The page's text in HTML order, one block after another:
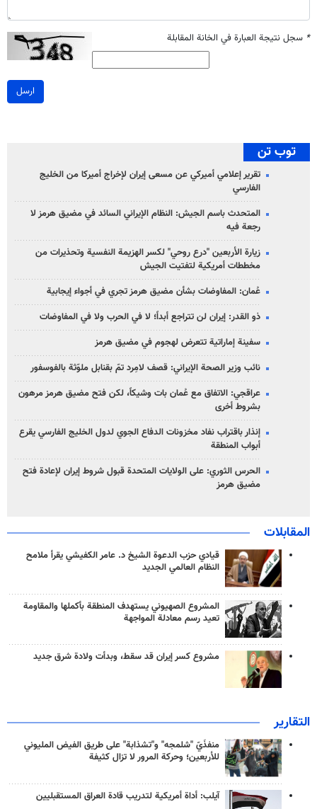
* سجل نتيجة العبارة في الخانة المقابلة
ارسل
توب تن
تقرير إعلامي أميركي عن مسعى إيران لإخراج أميركا من الخليج
الفارسي
المتحدث باسم الجيش: النظام الإيراني السائد في مضيق هرمز لا
رجعة فيه
زيارة الأربعين "درع روحي" لكسر الهزيمة النفسية وتحذيرات من
مخططات أمريكية لتفتيت الجيش
عُمان: المفاوضات بشأن مضيق هرمز تجري في أجواء إيجابية
ذو القدر: إيران لن تتراجع أبداً؛ لا في الحرب ولا في المفاوضات
سفينة إماراتية تتعرض لهجوم في مضيق هرمز
نائب وزير الصحة الإيراني: قصف لامِرد تمّ بقنابل ملوّثة بالفوسفور
عراقجي: الاتفاق مع عُمان بات وشيكاً، لكن فتح مضيق هرمز مرهون
بشروط أخرى
إنذار باقتراب نفاد مخزونات الدفاع الجوي لدول الخليج الفارسي يقرع
أبواب المنطقة
الحرس الثوري: على الولايات المتحدة قبول شروط إيران لإعادة فتح
مضيق هرمز
المقابلات
قيادي حزب الدعوة الشيخ د. عامر الكفيشي يقرأ ملامح
النظام العالمي الجديد
المشروع الصهيوني يستهدف المنطقة بأكملها والمقاومة
تعيد رسم معادلة المواجهة
مشروع كسر إيران قد سقط، وبدأت ولادة شرق جديد
التقارير
منفذَيّ "شلمجه" و"تشذابة" على طريق الفيض المليوني
للأربعين؛ وحركة المرور لا تزال كثيفة
آيلب: أداة أمريكية لتدريب قادة العراق المستقبليين